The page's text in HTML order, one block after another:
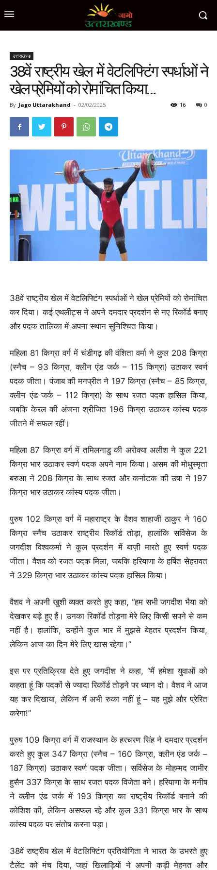
उत्तराखण्ड
38वें राष्ट्रीय खेल में वेटलिफ्टिंग स्पर्धाओं ने
खेल प्रेमियों को रोमांचित किया…
By Jago Uttarakhand - 02/02/2025 0
16
38वें राष्ट्रीय खेल में वेटलिफ्टिंग स्पर्धाओं ने खेल प्रेमियों को रोमांचित
कर दिया। कई एथलीट्स ने अपने दमदार प्रदर्शन से नए रिकॉर्ड बनाए
और पदक तालिका में अपना स्थान सुनिश्चित किया।
महिला 81 किग्रा वर्ग में चंडीगढ़ की वंशिता वर्मा ने कुल 208 किग्रा
(स्नैच – 93 किग्रा, क्लीन एंड जर्क – 115 किग्रा) उठाकर स्वर्ण
पदक जीता। पंजाब की मनप्रीत ने 197 किग्रा (स्नैच – 85 किग्रा,
क्लीन एंड जर्क – 112 किग्रा) के साथ रजत पदक हासिल किया,
जबकि केरल की अंजना श्रीजित 196 किग्रा उठाकर कांस्य पदक
जीतने में सफल रहीं।
महिला 87 किग्रा वर्ग में तमिलनाडु की अरोक्या अलीश ने कुल 221
किग्रा भार उठाकर स्वर्ण पदक अपने नाम किया। असम की मोधुस्मृता
बरुआ ने 208 किग्रा के साथ रजत और कर्नाटक की उषा ने 197
किग्रा भार उठाकर कांस्य पदक जीता।
पुरुष 102 किग्रा वर्ग में महाराष्ट्र के वैशव शाहाजी ठाकुर ने 160
किग्रा स्नैच उठाकर राष्ट्रीय रिकॉर्ड तोड़ा, हालांकि सर्विसेज के
जगदीश विश्वकर्मा ने कुल प्रदर्शन में बाज़ी मारते हुए स्वर्ण पदक
जीता। वैशव को रजत पदक मिला, जबकि हरियाणा के हर्षित सेहरावत
ने 329 किग्रा भार उठाकर कांस्य पदक हासिल किया।
वैशव ने अपनी खुशी व्यक्त करते हुए कहा, “हम सभी जगदीश भैया को
देखकर बड़े हुए हैं। उनका रिकॉर्ड तोड़ना मेरे लिए किसी सपने से कम
नहीं है। हालांकि, उन्होंने कुल भार में मुझसे बेहतर प्रदर्शन किया,
लेकिन आज का दिन मेरे लिए खास रहेगा।”
इस पर प्रतिक्रिया देते हुए जगदीश ने कहा, “मैं हमेशा युवाओं को
कहता हूं कि पदकों से ज्यादा रिकॉर्ड तोड़ने पर ध्यान दो। वैशव ने आज
यह कर दिखाया, लेकिन मैं अभी रुका नहीं हूं – यह मुझे और प्रेरित
करेगा!”
पुरुष 109 किग्रा वर्ग में राजस्थान के हरचरण सिंह ने दमदार प्रदर्शन
करते हुए कुल 347 किग्रा (स्नैच – 160 किग्रा, क्लीन एंड जर्क –
187 किग्रा) उठाकर स्वर्ण पदक जीता। सर्विसेज के मोहम्मद जामीर
हुसैन 337 किग्रा के साथ रजत पदक विजेता बने। हरियाणा के मनीष
ने क्लीन एंड जर्क में 193 किग्रा का राष्ट्रीय रिकॉर्ड बनाने की
कोशिश की, लेकिन असफल रहे और कुल 331 किग्रा भार के साथ
कांस्य पदक पर संतोष करना पड़ा।
38वें राष्ट्रीय खेल में वेटलिफ्टिंग प्रतियोगिता ने भारत के उभरते हुए
टैलेंट को मंच दिया, जहां खिलाड़ियों ने अपनी कड़ी मेहनत और